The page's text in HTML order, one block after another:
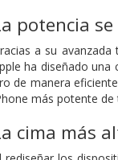
potencia
a su
ha diseñado una
de manera
más potente
cima más